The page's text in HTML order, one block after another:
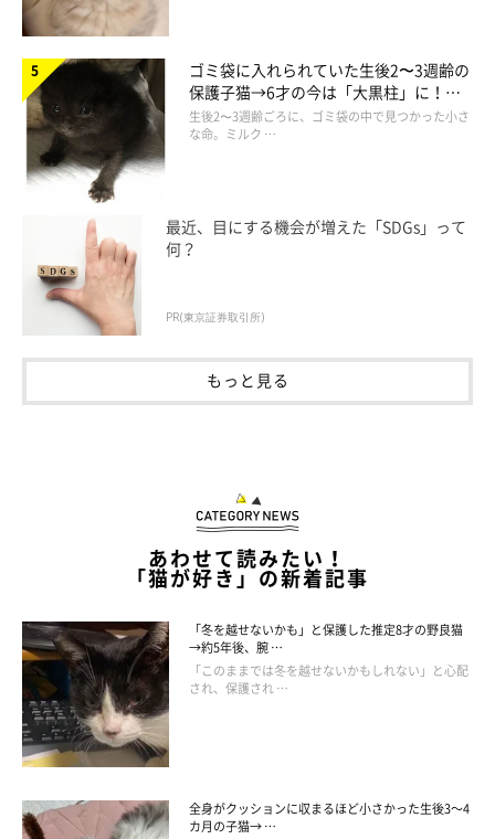
ゴミ袋に入れられていた生後2〜3週齢の
保護子猫→6才の今は「大黒柱」に！
美しい黒猫に成長した姿にグッとくる
生後2〜3週齢ごろに、ゴミ袋の中で見つかった小さ
な命。ミルク …
最近、目にする機会が増えた「SDGs」って
何？
PR(東京証券取引所)
もっと見る
あわせて読みたい！
「猫が好き」の新着記事
「冬を越せないかも」と保護した推定8才の野良猫
→約5年後、腕 …
「このままでは冬を越せないかもしれない」と心配
され、保護され …
全身がクッションに収まるほど小さかった生後3～4
カ月の子猫→ …